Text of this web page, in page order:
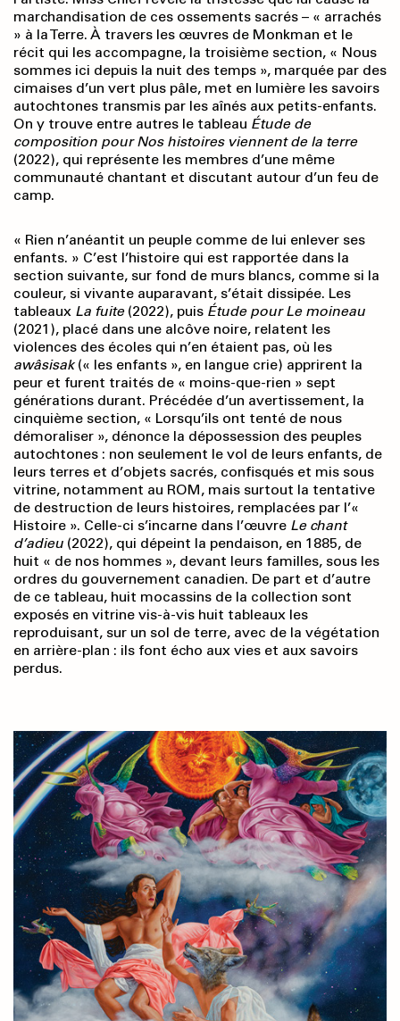
marchandisation de ces ossements sacrés – « arrachés
» à la Terre. À travers les œuvres de Monkman et le
récit qui les accompagne, la troisième section, « Nous
sommes ici depuis la nuit des temps », marquée par des
cimaises d’un vert plus pâle, met en lumière les savoirs
autochtones transmis par les aînés aux petits-enfants.
On y trouve entre autres le tableau Étude de
composition pour Nos histoires viennent de la terre
(2022), qui représente les membres d’une même
communauté chantant et discutant autour d’un feu de
camp.
« Rien n’anéantit un peuple comme de lui enlever ses
enfants. » C’est l’histoire qui est rapportée dans la
section suivante, sur fond de murs blancs, comme si la
couleur, si vivante auparavant, s’était dissipée. Les
tableaux La fuite (2022), puis Étude pour Le moineau
(2021), placé dans une alcôve noire, relatent les
violences des écoles qui n’en étaient pas, où les
awâsisak (« les enfants », en langue crie) apprirent la
peur et furent traités de « moins-que-rien » sept
générations durant. Précédée d’un avertissement, la
cinquième section, « Lorsqu’ils ont tenté de nous
démoraliser », dénonce la dépossession des peuples
autochtones : non seulement le vol de leurs enfants, de
leurs terres et d’objets sacrés, confisqués et mis sous
vitrine, notamment au ROM, mais surtout la tentative
de destruction de leurs histoires, remplacées par l’«
Histoire ». Celle-ci s’incarne dans l’œuvre Le chant
d’adieu (2022), qui dépeint la pendaison, en 1885, de
huit « de nos hommes », devant leurs familles, sous les
ordres du gouvernement canadien. De part et d’autre
de ce tableau, huit mocassins de la collection sont
exposés en vitrine vis-à-vis huit tableaux les
reproduisant, sur un sol de terre, avec de la végétation
en arrière-plan : ils font écho aux vies et aux savoirs
perdus.